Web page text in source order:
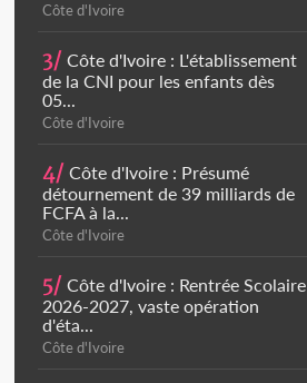
Côte d'Ivoire
3/ Côte d'Ivoire : L'établissement
de la CNI pour les enfants dès
05...
Côte d'Ivoire
4/ Côte d'Ivoire : Présumé
détournement de 39 milliards de
FCFA à la...
Côte d'Ivoire
5/ Côte d'Ivoire : Rentrée Scolaire
2026-2027, vaste opération
d'éta...
Côte d'Ivoire